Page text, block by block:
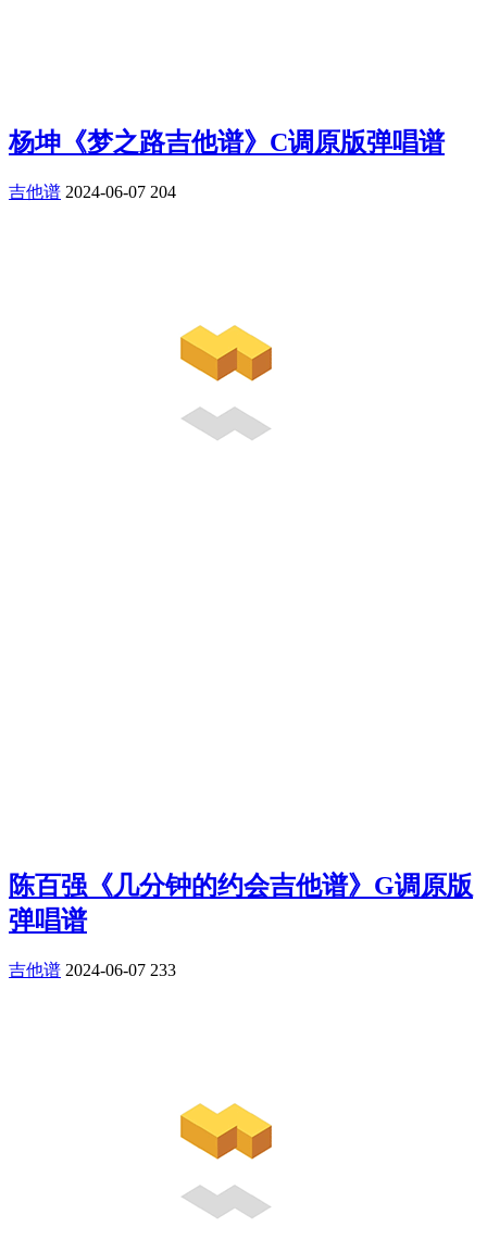
杨坤《梦之路吉他谱》C调原版弹唱谱
吉他谱 2024-06-07 204
陈百强《几分钟的约会吉他谱》G调原版
弹唱谱
吉他谱 2024-06-07 233